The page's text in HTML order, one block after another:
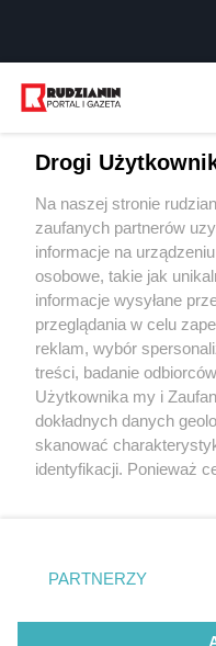
Wydawca mediów
Nie zapomnij
zapoznać się z:
polityką
Twojemiasto
Piekary Śląskie
Chorzów
Tarnowskie Góry
Gliwice
Drogi
Na naszej stronie
zaufanych partnerów
informacje na
osobowe, takie jak
informacje wysyłane
przeglądania w celu
reklam, wybór
treści, badanie
Użytkownika my i
dokładnych danych
skanować
identyfikacji. Ponieważ
prywatności znajdujący
. Niektóre rodzaje
zgody użytkownika, ale
takiemu przetwarzaniu.
PARTNERZY